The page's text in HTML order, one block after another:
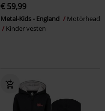
€ 59,99
Metal-Kids - England
Motörhead
Kinder vesten